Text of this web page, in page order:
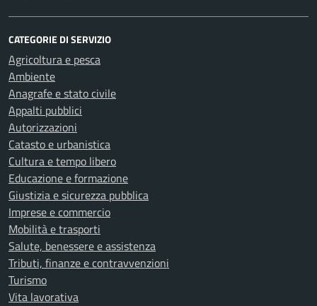
CATEGORIE DI SERVIZIO
Agricoltura e pesca
Ambiente
Anagrafe e stato civile
Appalti pubblici
Autorizzazioni
Catasto e urbanistica
Cultura e tempo libero
Educazione e formazione
Giustizia e sicurezza pubblica
Imprese e commercio
Mobilità e trasporti
Salute, benessere e assistenza
Tributi, finanze e contravvenzioni
Turismo
Vita lavorativa